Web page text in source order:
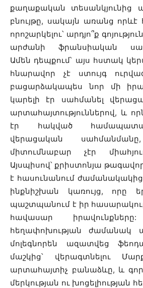
քաղաքական տեսանկյունից
բնույթը, սակայն առանց որևէ
որոշարկելու՝ արդյո՞ք
արժանի ֆրանսիական
Ամեն դեպքում՝ այս հստակ
հնարավոր չէ ստույգ
բացարձակապես նոր մի
կարելի էր սահմանել
արտահայտություններով, և
էր հակված
վերացական
միտումնաբար չէր
Այսպիսով՝ քրիստոնյա
է հասունանում ժամանակակից
ինքնիշխան կառույց, որը
պաշտպանում է իր
հավասար իրավունքները:
հեղափոխության ժամանակ
մոլեգնորեն ազատվեց
մաշկից՝ վերագտնելու
արտահայտիչ բանաձևը, և
մերկության ու խոցելիության